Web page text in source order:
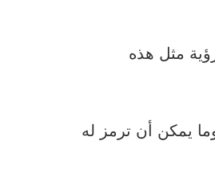
مثل هذه
يمكن أن ترمز له